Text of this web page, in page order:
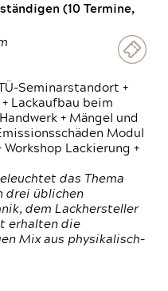
(10 Termine,
Seminarstandort +
Lackaufbau beim
+ Mängel und
Modul
Workshop Lackierung +
das Thema
drei üblichen
dem Lackhersteller
erhalten die
Mix aus physikalisch-